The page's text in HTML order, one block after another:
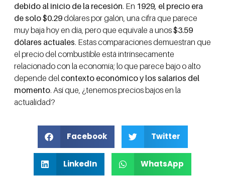
debido al inicio de la recesión. En 1929, el precio era
de solo $0.29dólares por galón, una cifra que parece
muy baja hoy en día, pero que equivale a unos$3.59
dólares actuales. Estas comparaciones demuestran que
el precio del combustible está intrínsecamente
relacionado con la economía; lo que parece bajo o alto
depende del contexto económico y los salarios del
momento. Así que, ¿tenemos precios bajos en la
actualidad?
Facebook Twitter
LinkedIn WhatsApp